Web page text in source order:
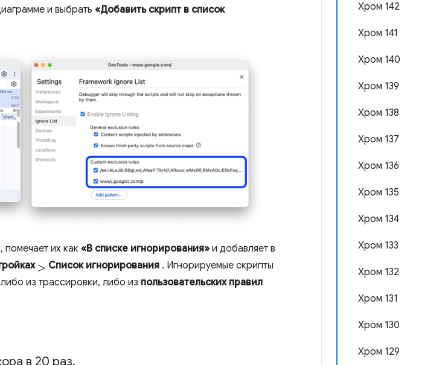
Хром 142
Хром 141
Хром 140
Хром 139
Хром 138
Хром 137
Хром 136
Хром 135
Хром 134
Хром 133
Хром 132
Хром 131
Хром 130
Хром 129
и выбрать «Добавить скрипт в список
их как «В списке игнорирования» и добавляет в
> Список игнорирования . Игнорируемые скрипты
из трассировки, либо из пользовательских правил
в 20 раз.